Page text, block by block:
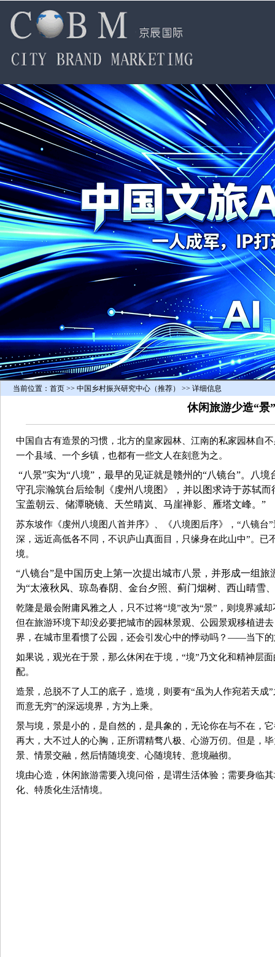
当前位置： 首页 >> 中国乡村振兴研究中心（推荐） >> 详细信息
休闲旅游少造“景
中国自古有造景的习惯，北方的皇家园林、江南的私家园林自
一个县域、一个乡镇，也都有一些文人在刻意为之。
“八景”实为“八境”，最早的见证就是赣州的“八镜台”。八
守孔宗瀚筑台后绘制《虔州八境图》，并以图求诗于苏轼而
宝盖朝云、储潭晓镜、天竺晴岚、马崖禅影、雁塔文峰。”
苏东坡作《虔州八境图八首并序》、《八境图后序》，“八镜
深，远近高低各不同，不识庐山真面目，只缘身在此山中”。
境。
“八镜台”是中国历史上第一次提出城市八景，并形成一组
为“太液秋风、琼岛春阴、金台夕照、蓟门烟树、西山晴雪、
乾隆是最会附庸风雅之人，只不过将“境”改为“景”，则境界减
但在旅游环境下却没必要把城市的园林景观、公园景观移植进
界，在城市里看惯了公园，还会引发心中的悸动吗？——当下
如果说，观光在于景，那么休闲在于境，“境”乃文化和精神层
配。
造景，总脱不了人工的底子，造境，则要有“虽为人作宛若天
而意无穷”的深远境界，方为上乘。
景与境，景是小的，是自然的，是具象的，无论你在与不在，
再大，大不过人的心胸，正所谓精骛八极、心游万仞。但是，
景、情景交融，然后情随境变、心随境转、意境融彻。
境由心造， 休闲旅游需要入境问俗，是谓生活体验；需要身临
化、特质化生活情境。